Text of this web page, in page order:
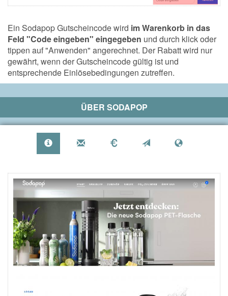
Ein Sodapop Gutscheincode wird im Warenkorb in das
Feld "Code eingeben" eingegeben und durch klick oder
tippen auf "Anwenden" angerechnet. Der Rabatt wird nur
gewährt, wenn der Gutscheincode gültig ist und
entsprechende Einlösebedingungen zutreffen.
ÜBER SODAPOP